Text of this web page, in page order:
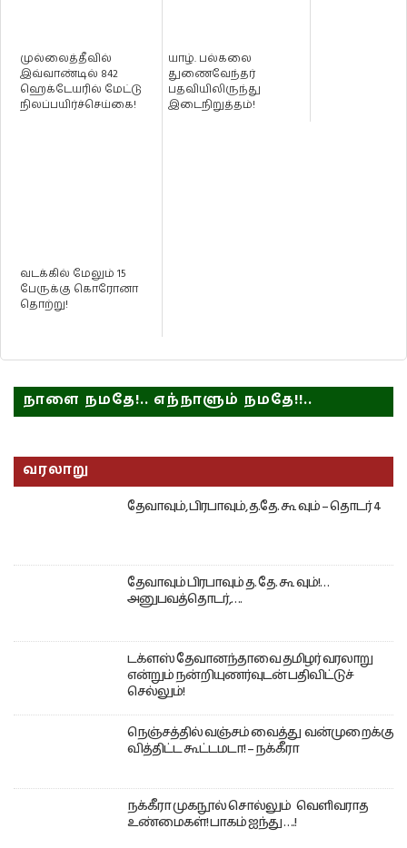
முல்லைத்தீவில்
இவ்வாண்டில் 842
ஹெக்டேயரில் மேட்டு
நிலப்பயிர்ச்செய்கை!
யாழ். பல்கலை
துணைவேந்தர்
பதவியிலிருந்து
இடைநிறுத்தம்!
வடக்கில் மேலும் 15
பேருக்கு கொரோனா
தொற்று!
நாளை நமதே!.. எந்நாளும் நமதே!!..
வரலாறு
தேவாவும், பிரபாவும், த.தே. கூ வும் – தொடர் 4
தேவாவும் பிரபாவும் த. தே. கூ வும்!…
அனுபவத்தொடர்,….
டக்ளஸ் தேவானந்தாவை தமிழர் வரலாறு
என்றும் நன்றியுணர்வுடன் பதிவிட்டுச்
செல்லும்!
நெஞ்சத்தில் வஞ்சம் வைத்து வன்முறைக்கு
வித்திட்ட கூட்டமடா! – நக்கீரா
நக்கீரா முகநூல் சொல்லும் வெளிவராத
உண்மைகள்! பாகம் ஐந்து ….!